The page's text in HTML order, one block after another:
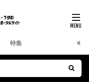
特集